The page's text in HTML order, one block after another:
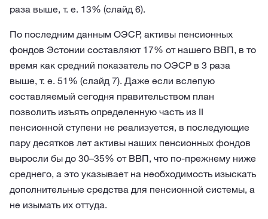
раза выше, т. е. 13% (слайд 6).
По последним данным ОЭСР, активы пенсионных
фондов Эстонии составляют 17% от нашего ВВП, в то
время как средний показатель по ОЭСР в 3 раза
выше, т. е. 51% (слайд 7). Даже если вслепую
составляемый сегодня правительством план
позволить изъять определенную часть из II
пенсионной ступени не реализуется, в последующие
пару десятков лет активы наших пенсионных фондов
выросли бы до 30–35% от ВВП, что по-прежнему ниже
среднего, а это указывает на необходимость изыскать
дополнительные средства для пенсионной системы, а
не изымать их оттуда.